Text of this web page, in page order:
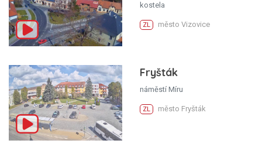
kostela
ZL město Vizovice
Fryšták
náměstí Míru
ZL město Fryšták